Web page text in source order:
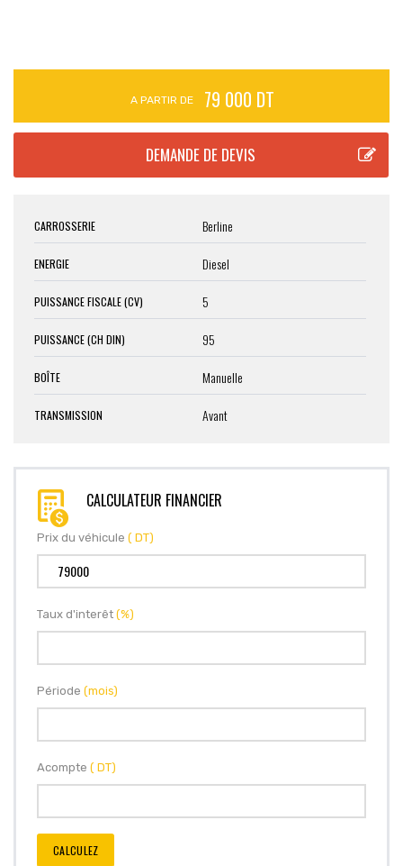
A PARTIR DE 79 000 DT
CARROSSERIE Berline
ENERGIE Diesel
PUISSANCE FISCALE (CV) 5
PUISSANCE (CH DIN) 95
BOÎTE Manuelle
TRANSMISSION Avant
CALCULATEUR FINANCIER
Prix du véhicule ( DT)
Taux d'interêt (%)
Période (mois)
Acompte ( DT)
CALCULEZ